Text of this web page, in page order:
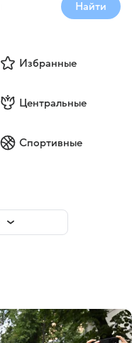
Найти
Избранные
Центральные
Спортивные